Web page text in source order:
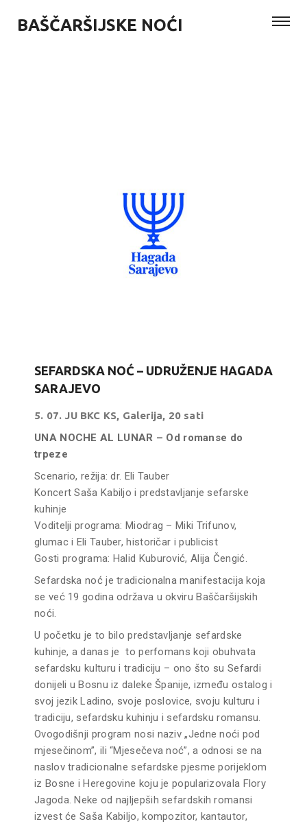
BAŠČARŠIJSKE NOĆI
SEFARDSKA NOĆ – UDRUŽENJE HAGADA
SARAJEVO
5. 07. JU BKC KS, Galerija, 20 sati
UNA NOCHE AL LUNAR – Od romanse do
trpeze
Scenario, režija: dr. Eli Tauber
Koncert Saša Kabiljo i predstavljanje sefarske
kuhinje
Voditelji programa: Miodrag – Miki Trifunov,
glumac i Eli Tauber, historičar i publicist
Gosti programa: Halid Kuburović, Alija Čengić.
Sefardska noć je tradicionalna manifestacija koja
se već 19 godina održava u okviru Baščaršijskih
noći.
U početku je to bilo predstavljanje sefardske
kuhinje, a danas je to perfomans koji obuhvata
sefardsku kulturu i tradiciju – ono što su Sefardi
donijeli u Bosnu iz daleke Španije, između ostalog i
svoj jezik Ladino, svoje poslovice, svoju kulturu i
tradiciju, sefardsku kuhinju i sefardsku romansu.
Ovogodišnji program nosi naziv „Jedne noći pod
mjesečinom”, ili “Mjesečeva noć”, a odnosi se na
naslov tradicionalne sefardske pjesme porijeklom
iz Bosne i Heregovine koju je popularizovala Flory
Jagoda. Neke od najljepših sefardskih romansi
izvest će Saša Kabiljo, kompozitor, kantautor,